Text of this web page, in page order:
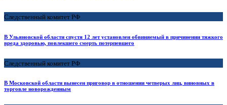
Следственный комитет РФ
В Ульяновской области спустя 12 лет установлен обвиняемый в причинении тяжкого
вреда здоровью, повлекшего смерть потерпевшего
Следственный комитет РФ
В Московской области вынесен приговор в отношении четверых лиц, виновных в
торговле новорожденным